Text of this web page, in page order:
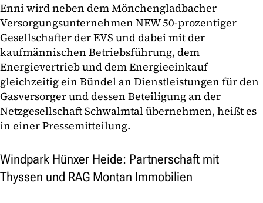
Enni wird neben dem Mönchengladbacher
Versorgungsunternehmen NEW 50-prozentiger
Gesellschafter der EVS und dabei mit der
kaufmännischen Betriebsführung, dem
Energievertrieb und dem Energieeinkauf
gleichzeitig ein Bündel an Dienstleistungen für den
Gasversorger und dessen Beteiligung an der
Netzgesellschaft Schwalmtal übernehmen, heißt es
in einer Pressemitteilung.
Windpark Hünxer Heide: Partnerschaft mit
Thyssen und RAG Montan Immobilien